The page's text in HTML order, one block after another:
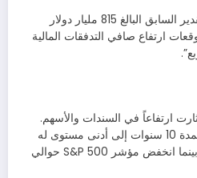
وقال البيان إن هذا أقل من التقدير السابق البالغ 815 مليار دولار
ارتفاع صافي التدفقات المالية
ارتفاعاً في السندات والأسهم.
وانخفض عائد سندات الخزانة لمدة 10 سنوات إلى أدنى مستوى له
خلال اليوم عند 4.07% تقريباً، بينما انخفض مؤشر S&P 500 حوالي